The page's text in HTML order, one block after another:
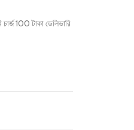
100 টাকা ডেলিভারি